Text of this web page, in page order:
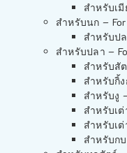
สำหรับเ
สำหรับนก –
สำหรับป
สำหรับปลา –
สำหรับสั
สำหรับกิ้
สำหรับงู
สำหรับเ
สำหรับเ
สำหรับก